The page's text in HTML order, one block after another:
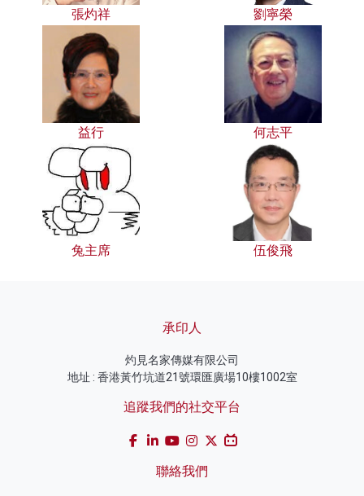
張灼祥 劉寧榮
益行 何志平
兔主席 伍俊飛
承印人
灼見名家傳媒有限公司
地址 : 香港黃竹坑道21號環匯廣場10樓1002室
追蹤我們的社交平台
聯絡我們